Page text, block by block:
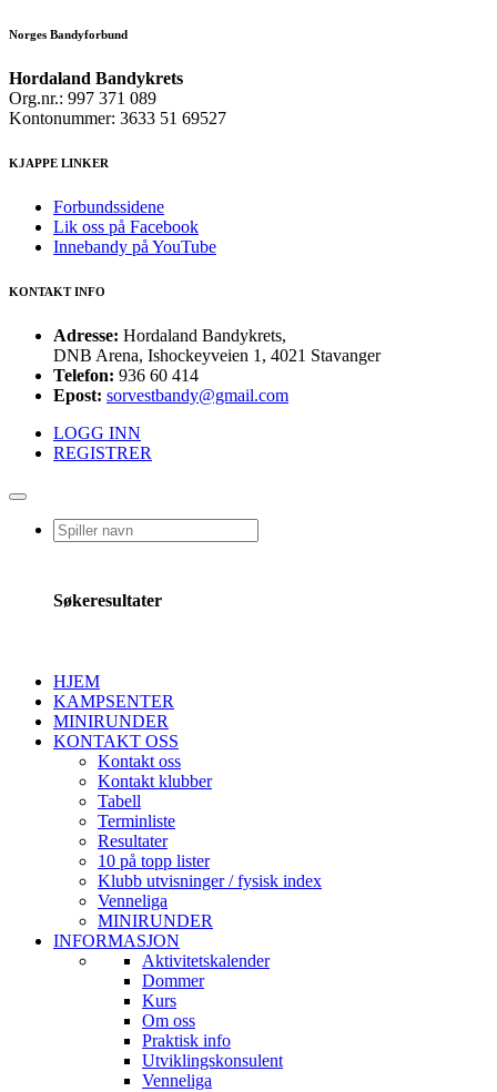
Norges Bandyforbund
Hordaland Bandykrets
Org.nr.: 997 371 089
Kontonummer: 3633 51 69527
KJAPPE LINKER
Forbundssidene
Lik oss på Facebook
Innebandy på YouTube
KONTAKT INFO
Adresse: Hordaland Bandykrets,
DNB Arena, Ishockeyveien 1, 4021 Stavanger
Telefon: 936 60 414
Epost: sorvestbandy@gmail.com
LOGG INN
REGISTRER
Søkeresultater
HJEM
KAMPSENTER
MINIRUNDER
KONTAKT OSS
Kontakt oss
Kontakt klubber
Tabell
Terminliste
Resultater
10 på topp lister
Klubb utvisninger / fysisk index
Venneliga
MINIRUNDER
INFORMASJON
Aktivitetskalender
Dommer
Kurs
Om oss
Praktisk info
Utviklingskonsulent
Venneliga